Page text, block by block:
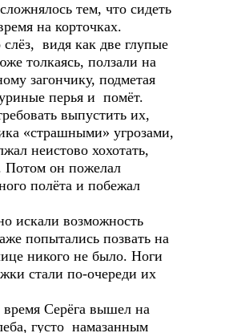
тем, что сидеть
на корточках.
видя как две глупые
толкаясь, ползали на
загончику, подметая
перья и помёт.
выпустить их,
«страшными» угрозами,
неистово хохотать,
Потом он пожелал
полёта и побежал
искали возможность
попытались позвать на
никого не было. Ноги
стали по-очереди их
время Серёга вышел на
густо намазанным